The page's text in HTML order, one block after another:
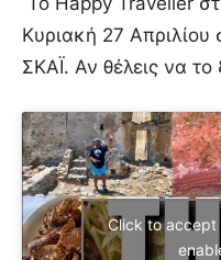
Κυριακή 27 Απριλίου
ΣΚΑΪ. Αν θέλεις να
Click to accept